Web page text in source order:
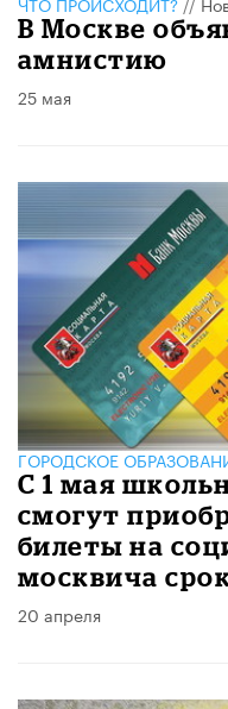
В Москве
амнистию
25 мая
ГОРОДСКОЕ
С 1 мая
смогут
билеты на
москвича
20 апреля